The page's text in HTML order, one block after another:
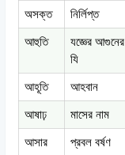
অসক্ত
নির্লিপ্ত
আহুতি
যজ্ঞের আগুনের
যি
আহূতি আহবান
আষাঢ়
মাসের নাম
আসার
প্রবল বর্ষণ